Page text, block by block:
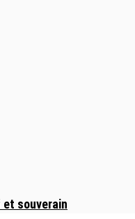
souverain